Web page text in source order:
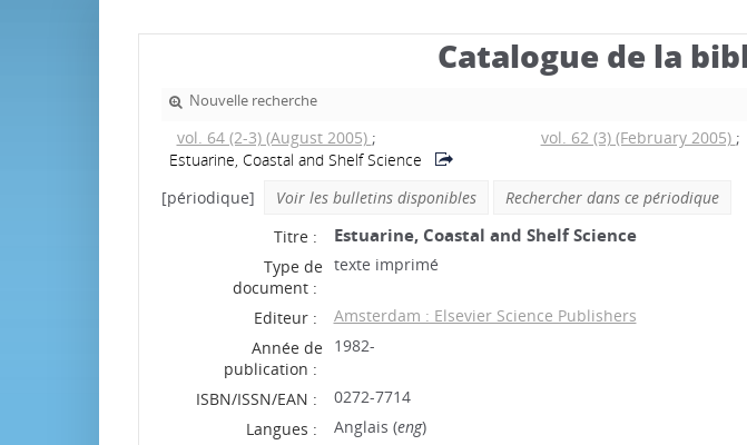
Catalogue de la
Nouvelle recherche
vol. 64 (2-3) (August 2005) ; vol. 62 (3) (February 2005) ;
Estuarine, Coastal and Shelf Science
[périodique]
Voir les bulletins disponibles
Rechercher dans ce périodique
Titre :
Estuarine, Coastal and Shelf Science
Type de
document :
texte imprimé
Editeur :
Amsterdam : Elsevier Science Publishers
Année de
publication :
1982-
ISBN/ISSN/EAN :
0272-7714
Langues :
Anglais (eng)